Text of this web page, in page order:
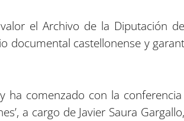
el Archivo de la Diputación
castellonense y
comenzado con la conferencia
a cargo de Javier Saura